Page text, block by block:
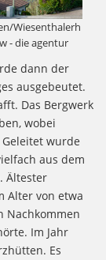
Wiesenthalerh
- die agentur
dann der
ausgebeutet.
Das Bergwerk
wobei
wurde
aus dem
Ältester
Alter von etwa
Nachkommen
Im Jahr
Es